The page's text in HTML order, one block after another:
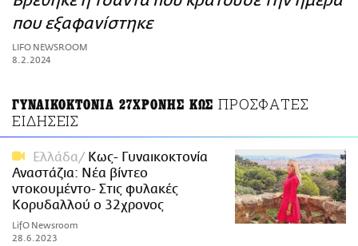
ΑΜΠΑ
PRINT
που εξαφανίστηκε
LIFO NEWSROOM
8.2.2024
ΓΥΝΑΙΚΟΚΤΟΝΙΑ 27ΧΡΟΝΗΣ ΚΩΣ ΠΡΟΣΦΑΤΕΣ
ΕΙΔΗΣΕΙΣ
Ελλάδα
Κως- Γυναικοκτονία
Αναστάζια: Νέα βίντεο
ντοκουμέντο- Στις φυλακές
Κορυδαλλού ο 32χρονος
LifO Newsroom
28.6.2023